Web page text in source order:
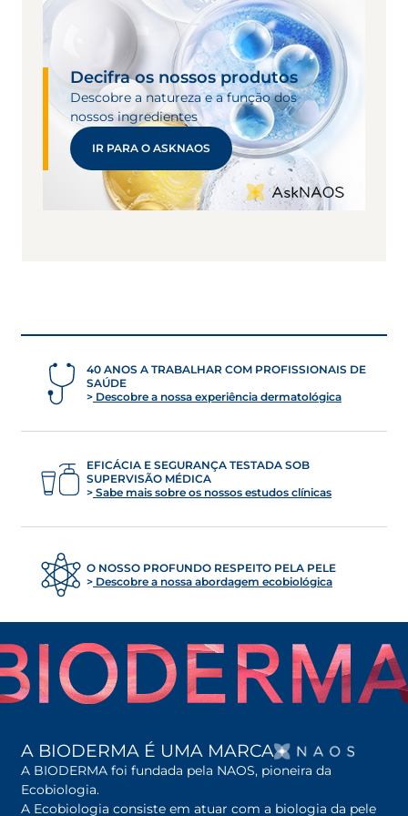
2. Interage biologicamente com os
mecanismos naturais de reparação
da pele para melhorar a
regeneração e limitar a formação de
cicatrizes.
*Pedido de patente apresentado em
França.
Decifra os nossos produtos
Descobre a natureza e a função dos
nossos ingredientes
IR PARA O ASKNAOS
40 ANOS A TRABALHAR COM PROFISSIONAIS DE
SAÚDE
Descobre a nossa experiência dermatológica
EFICÁCIA E SEGURANÇA TESTADA SOB
SUPERVISÃO MÉDICA
Sabe mais sobre os nossos estudos clínicas
O NOSSO PROFUNDO RESPEITO PELA PELE
Descobre a nossa abordagem ecobiológica
A BIODERMA É UMA MARCA
A BIODERMA foi fundada pela NAOS, pioneira da
Ecobiologia.
A Ecobiologia consiste em atuar com a biologia da pele